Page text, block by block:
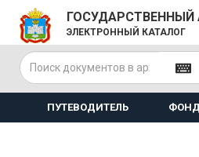
ЭЛЕКТРОННЫЙ КАТАЛОГ
ПУТЕВОДИТЕЛЬ